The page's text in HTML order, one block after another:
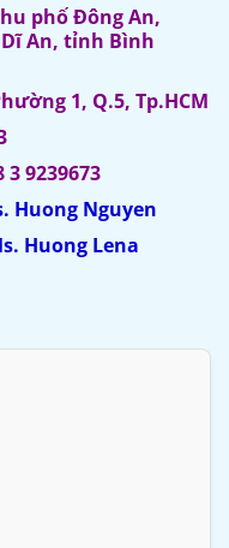
phố Đông An,
An, tỉnh Bình
1, Q.5, Tp.HCM
9239673
Huong Nguyen
Huong Lena